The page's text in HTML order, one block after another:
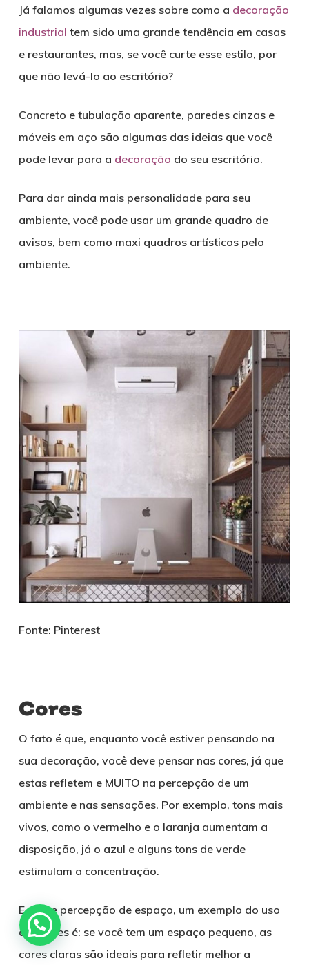
Já falamos algumas vezes sobre como a decoração
industrial tem sido uma grande tendência em casas
e restaurantes, mas, se você curte esse estilo, por
que não levá-lo ao escritório?
Concreto e tubulação aparente, paredes cinzas e
móveis em aço são algumas das ideias que você
pode levar para a decoração do seu escritório.
Para dar ainda mais personalidade para seu
ambiente, você pode usar um grande quadro de
avisos, bem como maxi quadros artísticos pelo
ambiente.
Fonte: Pinterest
Cores
O fato é que, enquanto você estiver pensando na
sua decoração, você deve pensar nas cores, já que
estas refletem e MUITO na percepção de um
ambiente e nas sensações. Por exemplo, tons mais
vivos, como o vermelho e o laranja aumentam a
disposição, já o azul e alguns tons de verde
estimulam a concentração.
E sobre percepção de espaço, um exemplo do uso
das cores é: se você tem um espaço pequeno, as
cores claras são ideais para refletir melhor a